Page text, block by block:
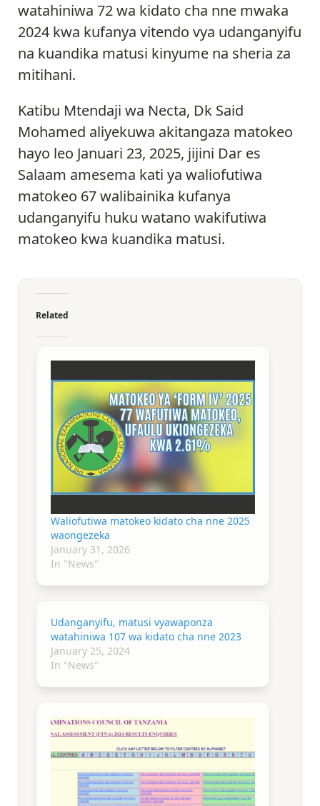
watahiniwa 72 wa kidato cha nne mwaka
2024 kwa kufanya vitendo vya udanganyifu
na kuandika matusi kinyume na sheria za
mitihani.
Katibu Mtendaji wa Necta, Dk Said
Mohamed aliyekuwa akitangaza matokeo
hayo leo Januari 23, 2025, jijini Dar es
Salaam amesema kati ya waliofutiwa
matokeo 67 walibainika kufanya
udanganyifu huku watano wakifutiwa
matokeo kwa kuandika matusi.
Related
Waliofutiwa matokeo kidato cha nne 2025
waongezeka
January 31, 2026
In "News"
Udanganyifu, matusi vyawaponza
watahiniwa 107 wa kidato cha nne 2023
January 25, 2024
In "News"